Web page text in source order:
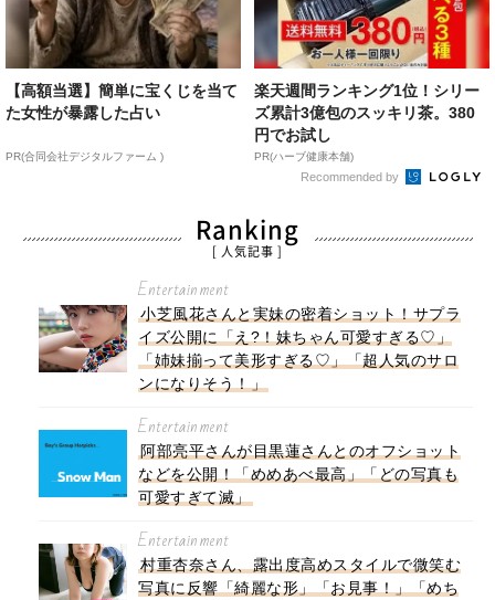
【高額当選】簡単に宝くじを当て
た女性が暴露した占い
PR(合同会社デジタルファーム )
楽天週間ランキング1位！シリー
ズ累計3億包のスッキリ茶。380
円でお試し
PR(ハーブ健康本舗)
Recommended by
Ranking
[ 人気記事 ]
Entertainment
小芝風花さんと実妹の密着ショット！サプラ
イズ公開に「え?！妹ちゃん可愛すぎる♡」
「姉妹揃って美形すぎる♡」「超人気のサロ
ンになりそう！」
Entertainment
阿部亮平さんが目黒蓮さんとのオフショット
などを公開！「めめあべ最高」「どの写真も
可愛すぎて滅」
Entertainment
村重杏奈さん、露出度高めスタイルで微笑む
写真に反響「綺麗な形」「お見事！」「めち